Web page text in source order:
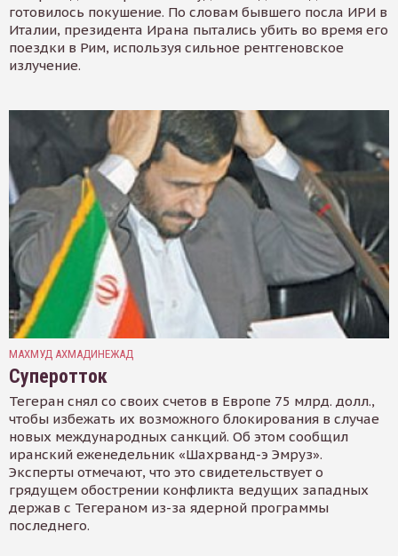
готовилось покушение. По словам бывшего посла ИРИ в
Италии, президента Ирана пытались убить во время его
поездки в Рим, используя сильное рентгеновское
излучение.
МАХМУД АХМАДИНЕЖАД
Суперотток
Тегеран снял со своих счетов в Европе 75 млрд. долл.,
чтобы избежать их возможного блокирования в случае
новых международных санкций. Об этом сообщил
иранский еженедельник «Шахрванд-э Эмруз».
Эксперты отмечают, что это свидетельствует о
грядущем обострении конфликта ведущих западных
держав с Тегераном из-за ядерной программы
последнего.